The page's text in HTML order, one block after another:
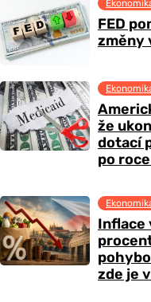
FED
změny
že
dotací
po
Inflace
zde je